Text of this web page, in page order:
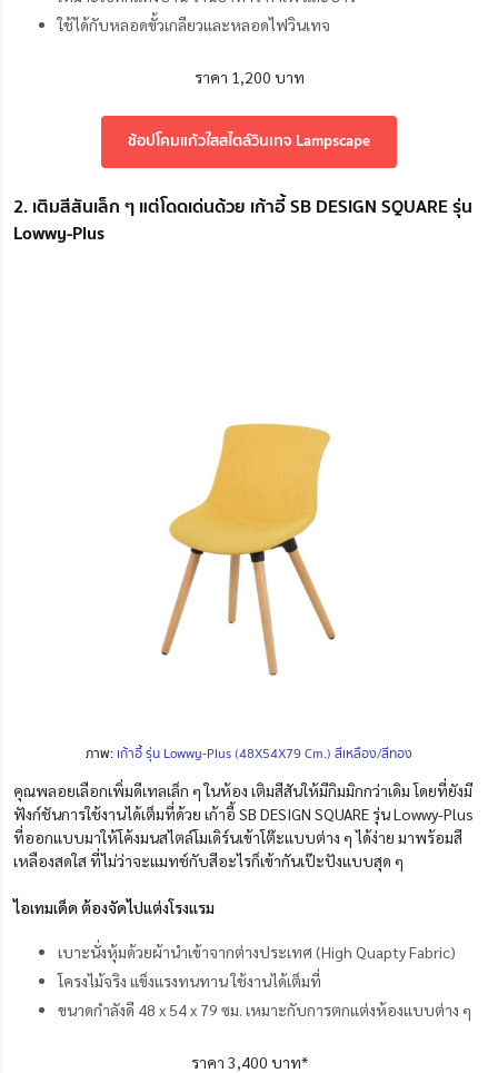
ใช้ได้กับหลอดขั้วเกลียวและหลอดไฟวินเทจ
ราคา 1,200 บาท
ช้อปโคมแก้วใสสไตล์วินเทจ Lampscape
2. เติมสีสันเล็ก ๆ แต่โดดเด่นด้วย เก้าอี้ SB DESIGN SQUARE รุ่น
Lowwy-Plus
ภาพ: เก้าอี้ รุ่น Lowwy-Plus (48X54X79 Cm.) สีเหลือง/สีทอง
คุณพลอยเลือกเพิ่มดีเทลเล็ก ๆ ในห้อง เติมสีสันให้มีกิมมิกกว่าเดิม โดยที่ยังมี
ฟังก์ชันการใช้งานได้เต็มที่ด้วย เก้าอี้ SB DESIGN SQUARE รุ่น Lowwy-Plus
ที่ออกแบบมาให้โค้งมนสไตล์โมเดิร์นเข้าโต๊ะแบบต่าง ๆ ได้ง่าย มาพร้อมสี
เหลืองสดใส ที่ไม่ว่าจะแมทช์กับสีอะไรก็เข้ากันเป๊ะปังแบบสุด ๆ
ไอเทมเด็ด ต้องจัดไปแต่งโรงแรม
เบาะนั่งหุ้มด้วยผ้านำเข้าจากต่างประเทศ (High Quapty Fabric)
โครงไม้จริง แข็งแรงทนทาน ใช้งานได้เต็มที่
ขนาดกำลังดี 48 x 54 x 79 ซม. เหมาะกับการตกแต่งห้องแบบต่าง ๆ
ราคา 3,400 บาท*